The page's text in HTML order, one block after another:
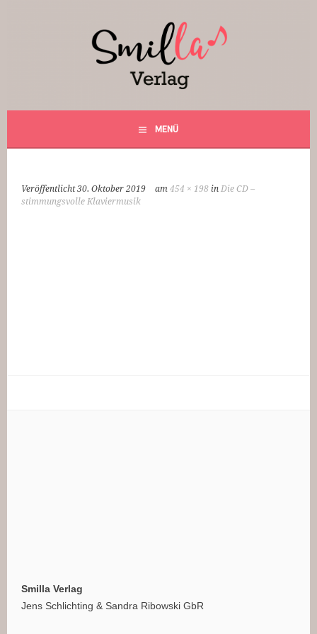
Smilla Verlag
24 Weihnachtsfantasien
MENÜ
Veröffentlicht30. Oktober 2019 am454 × 198 inDie CD –
stimmungsvolle Klaviermusik
Smilla Verlag
Jens Schlichting & Sandra Ribowski GbR